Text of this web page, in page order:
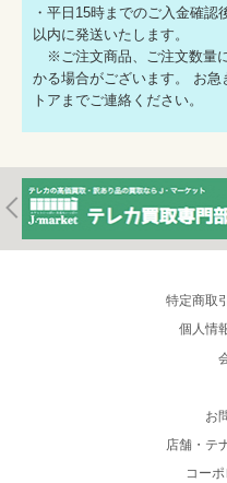
・平日15時までのご入金確認
以内に発送いたします。
※ご注文商品、ご注文数量
かる場合がございます。 お
トアまでご連絡ください。
特定商取
個人情
お
店舗・テ
コー